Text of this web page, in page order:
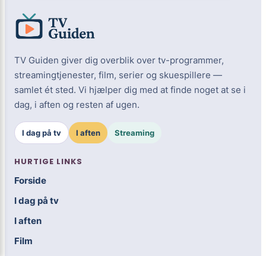
TV Guiden giver dig overblik over tv-programmer,
streamingtjenester, film, serier og skuespillere —
samlet ét sted. Vi hjælper dig med at finde noget at se i
dag, i aften og resten af ugen.
I dag på tv I aften Streaming
HURTIGE LINKS
Forside
I dag på tv
I aften
Film